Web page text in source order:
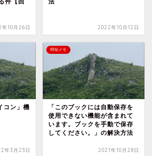
10月26日 2022年10月12日
コン」機
年3月23日
時短メモ
「このブックには自動保存を
使用できない機能が含まれて
います。ブックを手動で保存
してください。」の解決方法
2021年10月28日